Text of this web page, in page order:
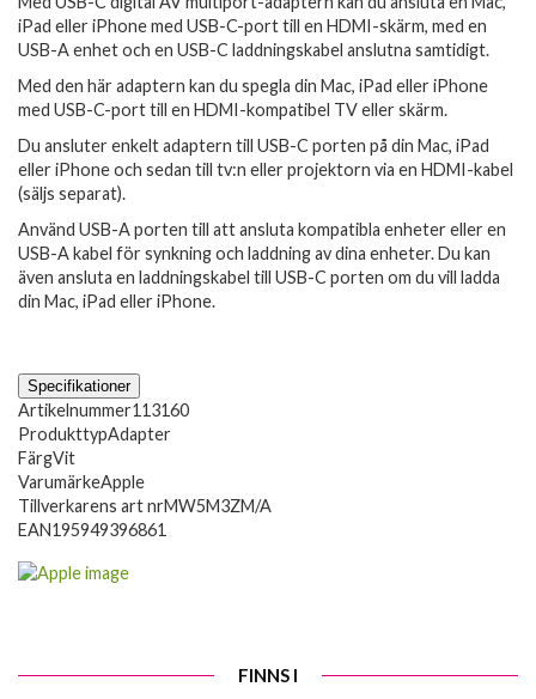
iPad eller iPhone med USB-C-port till en HDMI-skärm, med en
USB-A enhet och en USB-C laddningskabel anslutna samtidigt.
Med den här adaptern kan du spegla din Mac, iPad eller iPhone
med USB-C-port till en HDMI-kompatibel TV eller skärm.
Du ansluter enkelt adaptern till USB-C porten på din Mac, iPad
eller iPhone och sedan till tv:n eller projektorn via en HDMI-kabel
(säljs separat).
Använd USB-A porten till att ansluta kompatibla enheter eller en
USB-A kabel för synkning och laddning av dina enheter. Du kan
även ansluta en laddningskabel till USB-C porten om du vill ladda
din Mac, iPad eller iPhone.
Specifikationer
Artikelnummer113160
ProdukttypAdapter
FärgVit
VarumärkeApple
Tillverkarens art nrMW5M3ZM/A
EAN195949396861
FINNS I